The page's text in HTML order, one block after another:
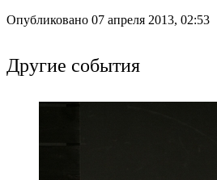
Опубликовано 07 апреля 2013, 02:53
Другие события